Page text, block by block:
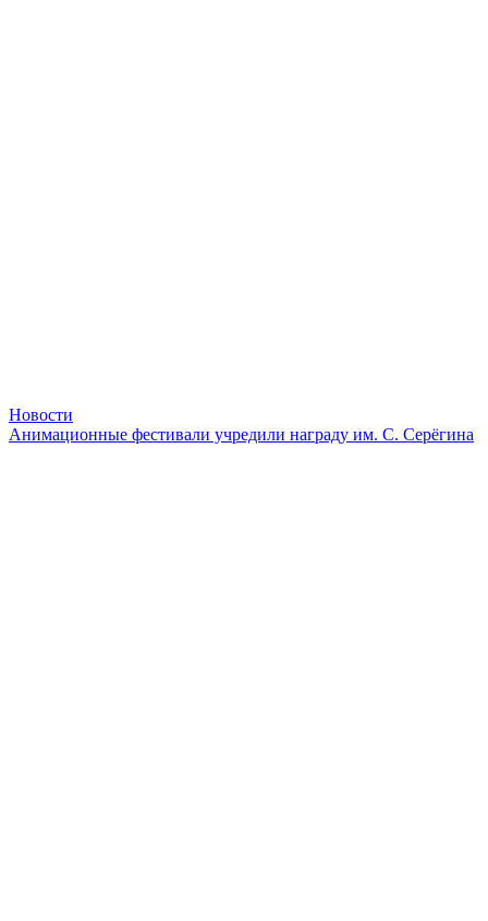
Новости
Анимационные фестивали учредили награду им. С. Серёгина